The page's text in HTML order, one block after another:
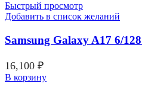
Быстрый просмотр
Добавить в список желаний
Samsung Galaxy A17 6/
16,100 ₽
В корзину